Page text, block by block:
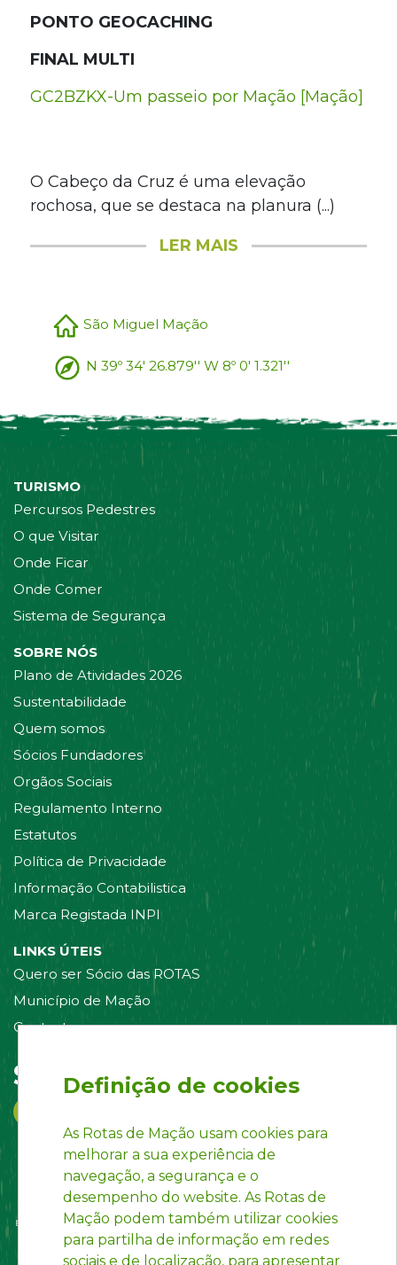
PONTO GEOCACHING
FINAL MULTI
GC2BZKX-Um passeio por Mação [Mação]
O Cabeço da Cruz é uma elevação
rochosa, que se destaca na planura (...)
LER MAIS
São Miguel Mação
N 39º 34' 26.879'' W 8º 0' 1.321''
TURISMO
Percursos Pedestres
O que Visitar
Onde Ficar
Onde Comer
Sistema de Segurança
SOBRE NÓS
Plano de Atividades 2026
Sustentabilidade
Quem somos
Sócios Fundadores
Orgãos Sociais
Regulamento Interno
Estatutos
Política de Privacidade
Informação Contabilistica
Marca Registada INPI
LINKS ÚTEIS
Quero ser Sócio das ROTAS
Município de Mação
Contacte-nos
Siga-nos em:
Definição de cookies
As Rotas de Mação usam cookies para
melhorar a sua experiência de
navegação, a segurança e o
desempenho do website. As Rotas de
Mação podem também utilizar cookies
para partilha de informação em redes
sociais e de localização, para apresentar